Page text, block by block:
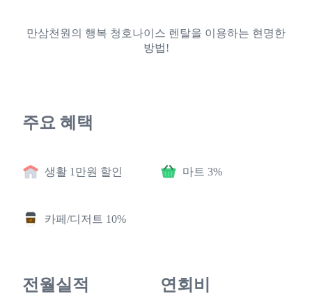
만삼천원의 행복 청호나이스 렌탈을 이용하는 현명한
방법!
주요 혜택
생활 1만원 할인 마트 3%
카페/디저트 10%
전월실적 연회비